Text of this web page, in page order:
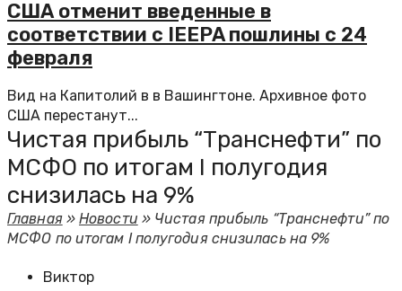
США отменит введенные в
соответствии с IEEPA пошлины с 24
февраля
Вид на Капитолий в в Вашингтоне. Архивное фото
США перестанут...
Чистая прибыль “Транснефти” по
МСФО по итогам I полугодия
снизилась на 9%
Главная»Новости » Чистая прибыль “Транснефти” по
МСФО по итогам I полугодия снизилась на 9%
Виктор